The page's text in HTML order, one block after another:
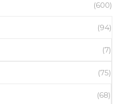
(600)
(94)
(7)
(75)
(68)